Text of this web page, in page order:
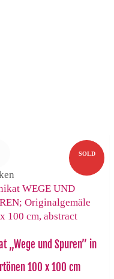
SOLD
„Wege und Spuren” in
100 x 100 cm